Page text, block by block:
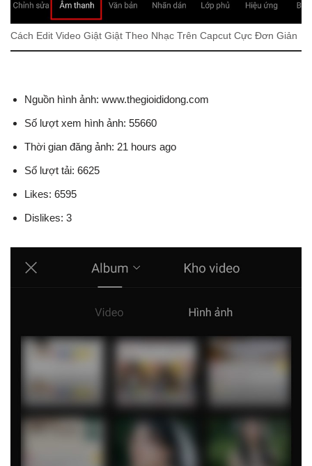
Cách Edit Video Giật Giật Theo Nhạc Trên Capcut Cực Đơn Giản
Nguồn hình ảnh: www.thegioididong.com
Số lượt xem hình ảnh: 55660
Thời gian đăng ảnh: 21 hours ago
Số lượt tải: 6625
Likes: 6595
Dislikes: 3